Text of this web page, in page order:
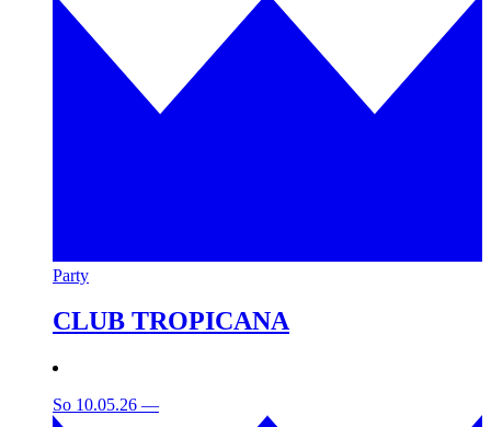
Party
CLUB TROPICANA
So 10.05.26 —